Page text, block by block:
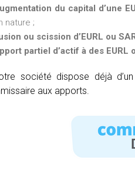
du capital d’une
nature ;
ou scission d’EURL ou
partiel d’actif à des EURL
société dispose déjà
aux apports.